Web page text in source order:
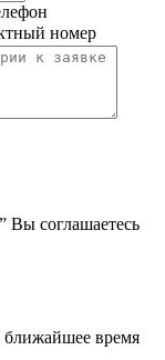
номер
Вы соглашаетесь
ближайшее время